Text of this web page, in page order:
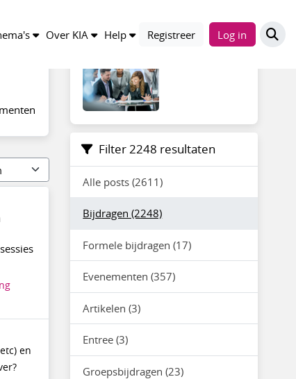
Over KIA Help Registreer Log in
en
Filter 2248 resultaten
Alle posts (2611)
Bijdragen (2248)
Formele bijdragen (17)
Evenementen (357)
Artikelen (3)
Entree (3)
Groepsbijdragen (23)